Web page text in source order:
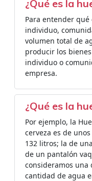
¿Qué es la
Para entender
individuo,
volumen total de
producir los
individuo o
empresa.
¿Qué es la
Por ejemplo, la
cerveza es de
132 litros; la de
de un pantalón
consideramos una
cantidad de agua